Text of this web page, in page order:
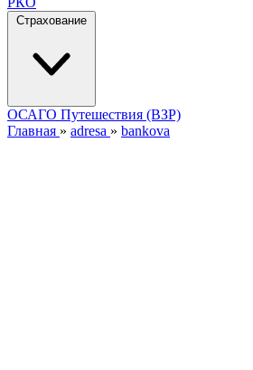
Страхование
ОСАГО Путешествия (ВЗР)
Главная » adresa » bankova